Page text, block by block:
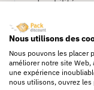
durabilité.
Nous utilisons des
Nous pouvons les placer
améliorer notre site
une expérience
nous utilisons, ouvrez les